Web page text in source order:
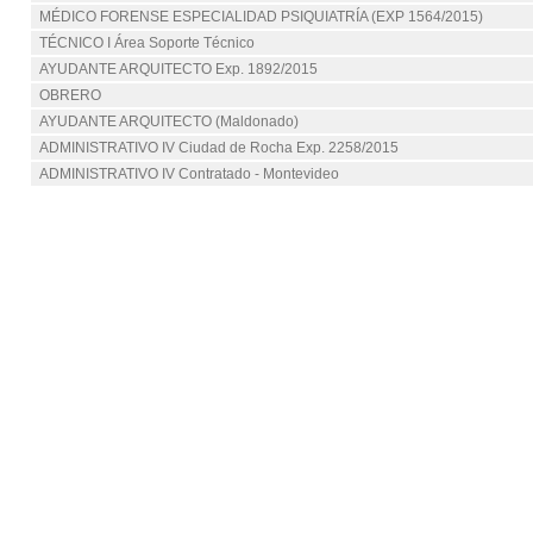
MÉDICO FORENSE ESPECIALIDAD PSIQUIATRÍA (EXP 1564/2015)
TÉCNICO I Área Soporte Técnico
AYUDANTE ARQUITECTO Exp. 1892/2015
OBRERO
AYUDANTE ARQUITECTO (Maldonado)
ADMINISTRATIVO IV Ciudad de Rocha Exp. 2258/2015
ADMINISTRATIVO IV Contratado - Montevideo